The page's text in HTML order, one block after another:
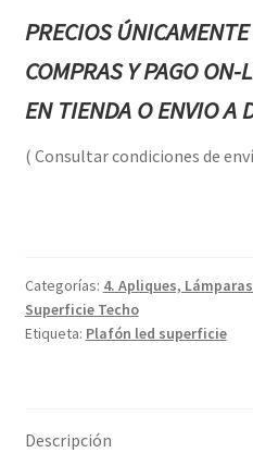
PRECIOS
COMPRAS Y PAGO ON-
EN TIENDA O ENVIO A
( Consultar condiciones de
Categorías: 4. Apliques,
Superficie Techo
Etiqueta: Plafón led superficie
Descripción